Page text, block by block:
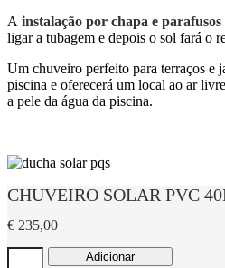
A instalação por chapa e parafusos
ligar a tubagem e depois o sol fará o
Um chuveiro perfeito para terraços e
piscina e oferecerá um local ao ar
a pele da água da piscina.
CHUVEIRO SOLAR PVC
€ 235,00
Quantidade
Adicionar